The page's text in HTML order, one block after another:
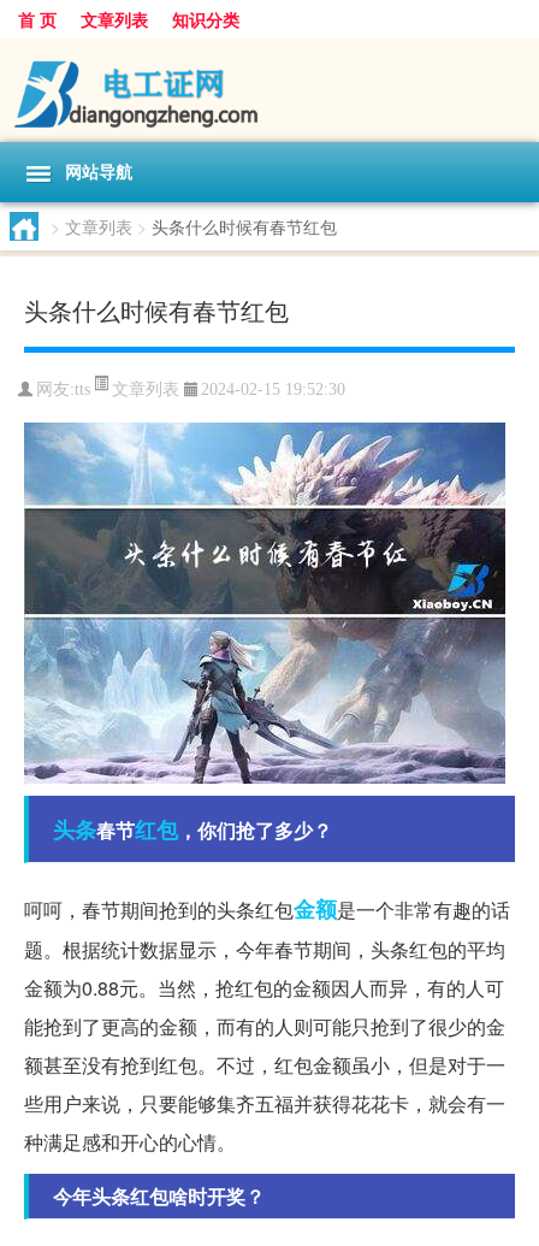
首 页 文章列表 知识分类
网站导航
> 文章列表 > 头条什么时候有春节红包
头条什么时候有春节红包
网友:tts 文章列表 2024-02-15 19:52:30
头条春节红包，你们抢了多少？
呵呵，春节期间抢到的头条红包金额是一个非常有趣的话
题。根据统计数据显示，今年春节期间，头条红包的平均
金额为0.88元。当然，抢红包的金额因人而异，有的人可
能抢到了更高的金额，而有的人则可能只抢到了很少的金
额甚至没有抢到红包。不过，红包金额虽小，但是对于一
些用户来说，只要能够集齐五福并获得花花卡，就会有一
种满足感和开心的心情。
今年头条红包啥时开奖？